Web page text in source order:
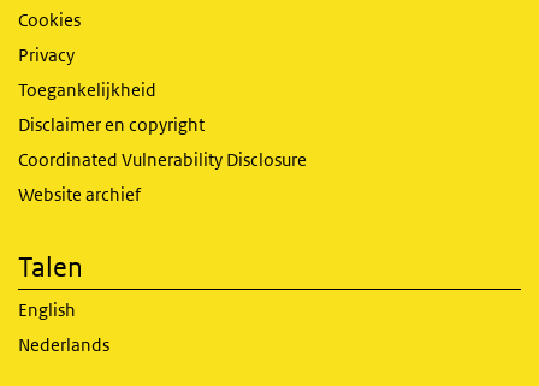
Cookies
Privacy
Toegankelijkheid
Disclaimer en copyright
Coordinated Vulnerability Disclosure
Website archief
Talen
English
Nederlands